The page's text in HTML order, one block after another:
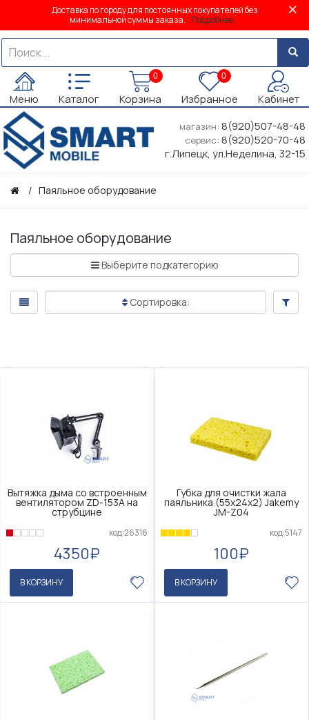
Доставка по городу для постоянных покупателей без
минимальной суммы заказа. Подробнее...
Меню Каталог
0
Корзина
0
Избранное Кабинет
магазин: 8(920)507-48-48
сервис: 8(920)520-70-48
г.Липецк, ул.Неделина, 32-15
Паяльное оборудование
Паяльное оборудование
Выберите подкатегорию
Сортировка:
Вытяжка дыма со встроенным
вентилятором ZD-153A на
струбцине
код:26316
4350₽
В КОРЗИНУ
Губка для очистки жала
паяльника (55х24х2) Jakemy
JM-Z04
код:5147
100₽
В КОРЗИНУ